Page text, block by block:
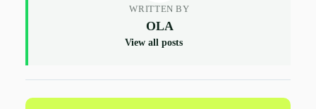
WRITTEN BY
OLA
View all posts